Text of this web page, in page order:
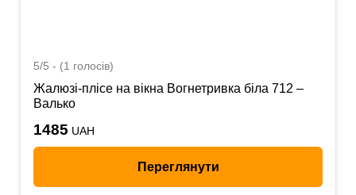
5/5 - (1 голосів)
Жалюзі-плісе на вікна Вогнетривка біла 712 –
Валько
1485 UAH
Переглянути